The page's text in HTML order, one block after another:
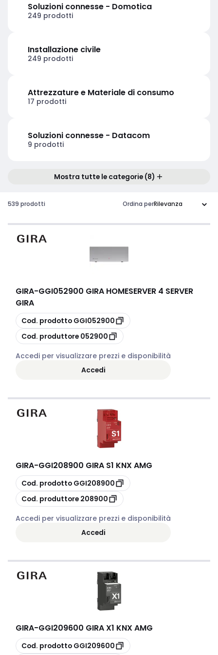
Soluzioni connesse - Domotica
249 prodotti
Installazione civile
249 prodotti
Attrezzature e Materiale di consumo
17 prodotti
Soluzioni connesse - Datacom
9 prodotti
Mostra tutte le categorie (8)
539 prodotti Ordina per
GIRA-GGI052900 GIRA HOMESERVER 4 SERVER
GIRA
copia
Cod. prodotto GGI052900
copia
Cod. produttore 052900
Accedi per visualizzare prezzi e disponibilità
Accedi
GIRA-GGI208900 GIRA S1 KNX AMG
copia
Cod. prodotto GGI208900
copia
Cod. produttore 208900
Accedi per visualizzare prezzi e disponibilità
Accedi
GIRA-GGI209600 GIRA X1 KNX AMG
copia
Cod. prodotto GGI209600